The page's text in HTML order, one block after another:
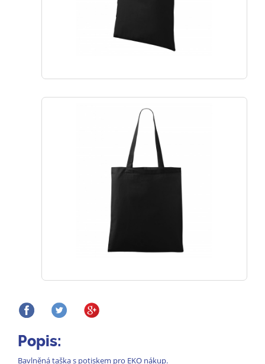
Popis:
Bavlněná taška s potiskem pro EKO nákup.